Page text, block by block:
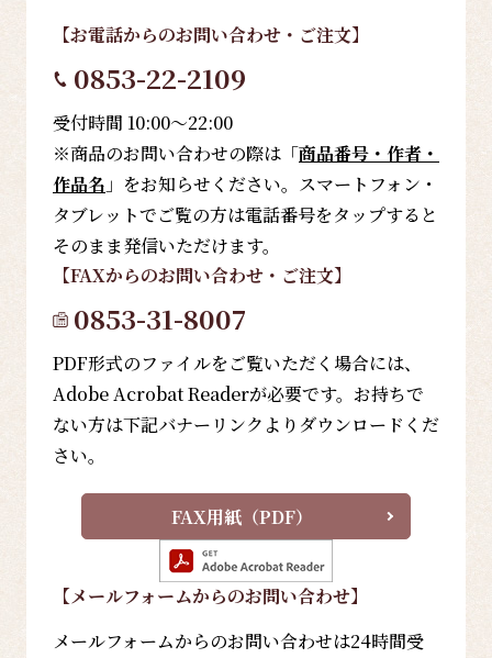
【お電話からのお問い合わせ・ご注文】
0853-22-2109
受付時間 10:00～22:00
※商品のお問い合わせの際は「商品番号・作者・
作品名 」をお知らせください。スマートフォン・
タブレットでご覧の方は電話番号をタップすると
そのまま発信いただけます。
【FAXからのお問い合わせ・ご注文】
0853-31-8007
PDF形式のファイルをご覧いただく場合には、
Adobe Acrobat Readerが必要です。お持ちで
ない方は下記バナーリンクよりダウンロードくだ
さい。
FAX用紙（PDF）
【メールフォームからのお問い合わせ】
メールフォームからのお問い合わせは24時間受